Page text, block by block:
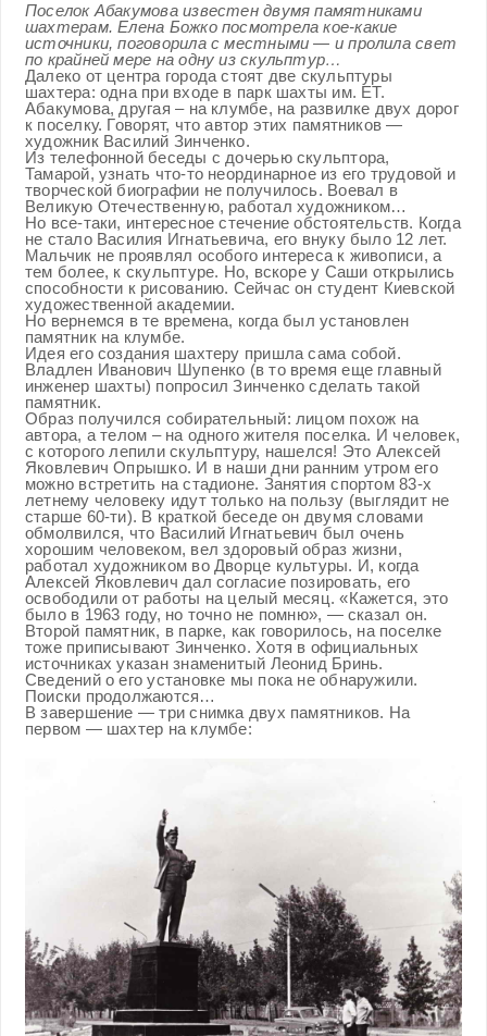
Поселок Абакумова известен двумя памятниками
шахтерам. Елена Божко посмотрела кое-какие
источники, поговорила с местными — и пролила свет
по крайней мере на одну из скульптур…
Далеко от центра города стоят две скульптуры
шахтера: одна при входе в парк шахты им. ЕТ.
Абакумова, другая – на клумбе, на развилке двух дорог
к поселку. Говорят, что автор этих памятников —
художник Василий Зинченко.
Из телефонной беседы с дочерью скульптора,
Тамарой, узнать что-то неординарное из его трудовой и
творческой биографии не получилось. Воевал в
Великую Отечественную, работал художником…
Но все-таки, интересное стечение обстоятельств. Когда
не стало Василия Игнатьевича, его внуку было 12 лет.
Мальчик не проявлял особого интереса к живописи, а
тем более, к скульптуре. Но, вскоре у Саши открылись
способности к рисованию. Сейчас он студент Киевской
художественной академии.
Но вернемся в те времена, когда был установлен
памятник на клумбе.
Идея его создания шахтеру пришла сама собой.
Владлен Иванович Шупенко (в то время еще главный
инженер шахты) попросил Зинченко сделать такой
памятник.
Образ получился собирательный: лицом похож на
автора, а телом – на одного жителя поселка. И человек,
с которого лепили скульптуру, нашелся! Это Алексей
Яковлевич Опрышко. И в наши дни ранним утром его
можно встретить на стадионе. Занятия спортом 83-х
летнему человеку идут только на пользу (выглядит не
старше 60-ти). В краткой беседе он двумя словами
обмолвился, что Василий Игнатьевич был очень
хорошим человеком, вел здоровый образ жизни,
работал художником во Дворце культуры. И, когда
Алексей Яковлевич дал согласие позировать, его
освободили от работы на целый месяц. «Кажется, это
было в 1963 году, но точно не помню», — сказал он.
Второй памятник, в парке, как говорилось, на поселке
тоже приписывают Зинченко. Хотя в официальных
источниках указан знаменитый Леонид Бринь.
Сведений о его установке мы пока не обнаружили.
Поиски продолжаются…
В завершение — три снимка двух памятников. На
первом — шахтер на клумбе: